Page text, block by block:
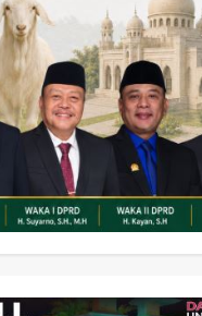
Adu Taktik di Atas